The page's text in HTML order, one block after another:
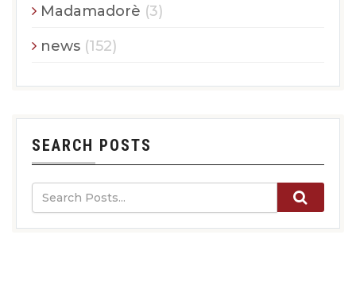
Madamadorè (3)
news (152)
SEARCH POSTS